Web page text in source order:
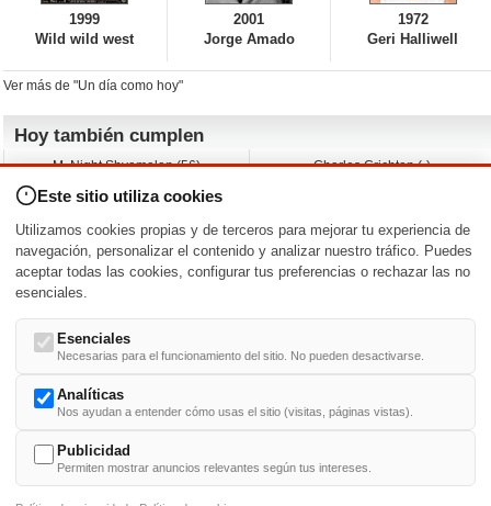
1999
Wild wild west
2001
Jorge Amado
1972
Geri Halliwell
Ver más de "Un día como hoy"
Hoy también cumplen
M. Night Shyamalan (56)
Andy Warhol (98)
Melissa George (50)
Vera Farmiga (53)
Charles Crichton (-)
Jeremy Ratchford (61)
Jason O’Mara (54)
Nacimientos y estrenos en la fecha
DD/MM /
-U- V- W- X - -
Este sitio utiliza cookies
Utilizamos cookies propias y de terceros para mejorar tu experiencia de
navegación, personalizar el contenido y analizar nuestro tráfico. Puedes
aceptar todas las cookies, configurar tus preferencias o rechazar las no
esenciales.
Esenciales
Necesarias para el funcionamiento del sitio. No pueden desactivarse.
Analíticas
Nos ayudan a entender cómo usas el sitio (visitas, páginas vistas).
Publicidad
Permiten mostrar anuncios relevantes según tus intereses.